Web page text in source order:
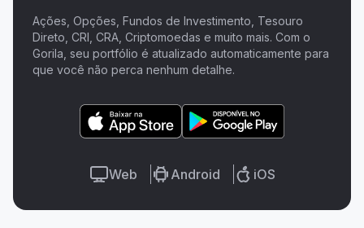
Ações, Opções, Fundos de Investimento, Tesouro
Direto, CRI, CRA, Criptomoedas e muito mais. Com o
Gorila, seu portfólio é atualizado automaticamente para
que você não perca nenhum detalhe.
Web Android iOS